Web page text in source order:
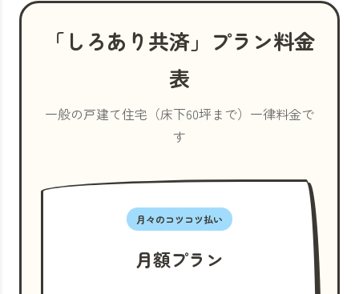
「しろあり共済」プラン料金
表
一般の戸建て住宅（床下60坪まで）一律料金で
す
月々のコツコツ払い
月額プラン